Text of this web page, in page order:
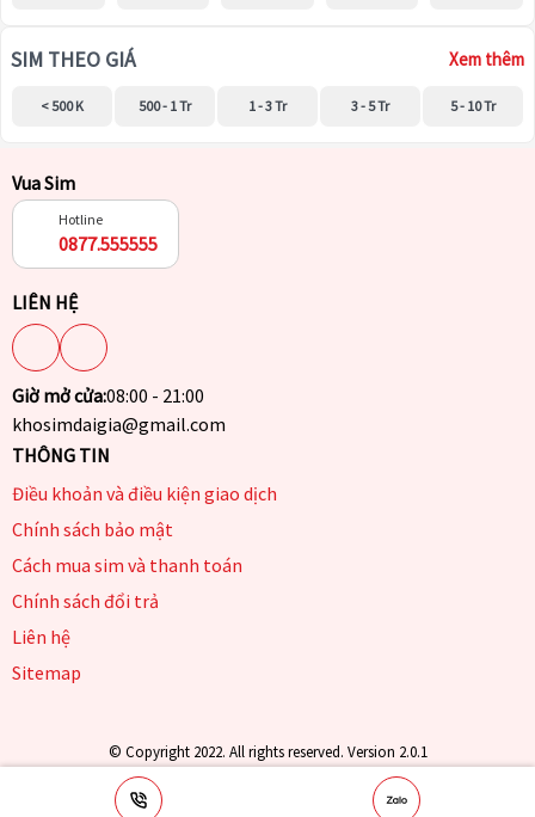
SIM THEO GIÁ Xem thêm
< 500 K 500 - 1 Tr 1 - 3 Tr 3 - 5 Tr 5 - 10 Tr
Vua Sim
Hotline
0877.555555
LIÊN HỆ
Giờ mở cửa:08:00 - 21:00
khosimdaigia@gmail.com
THÔNG TIN
Điều khoản và điều kiện giao dịch
Chính sách bảo mật
Cách mua sim và thanh toán
Chính sách đổi trả
Liên hệ
Sitemap
© Copyright 2022. All rights reserved. Version 2.0.1